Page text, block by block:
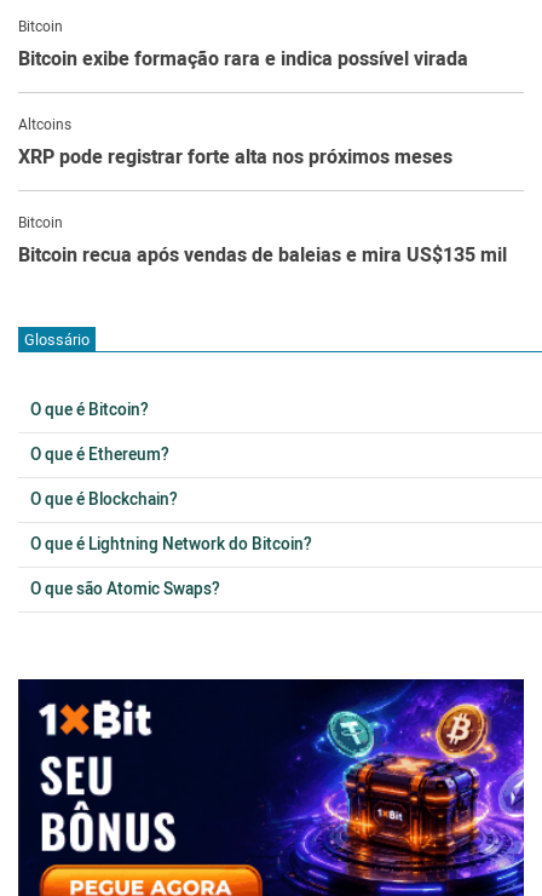
Bitcoin
Bitcoin exibe formação rara e indica possível virada
Altcoins
XRP pode registrar forte alta nos próximos meses
Bitcoin
Bitcoin recua após vendas de baleias e mira US$135 mil
Glossário
O que é Bitcoin?
O que é Ethereum?
O que é Blockchain?
O que é Lightning Network do Bitcoin?
O que são Atomic Swaps?